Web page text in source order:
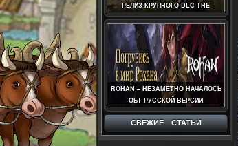
РЕЛИЗ КРУПНОГО DLC THE
FOLLOWING
ROHAN – НЕЗАМЕТНО НАЧАЛОСЬ
ОБТ РУССКОЙ ВЕРСИИ
СВЕЖИЕ СТАТЬИ